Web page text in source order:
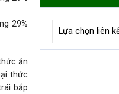
29%
ăn
thức
bắp